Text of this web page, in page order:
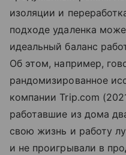
изоляции и
подходе удаленка
идеальный баланс
Об этом, например,
рандомизированное
компании Trip.com
работавшие из дома
свою жизнь и работу
и не проигрывали в